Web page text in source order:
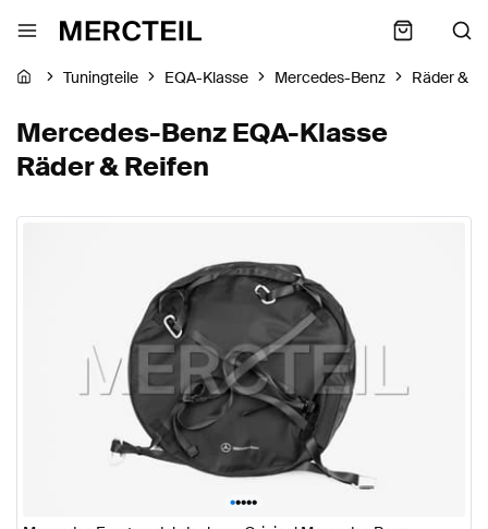
Tuningteile EQA-Klasse Mercedes-Benz Räder &
Mercedes-Benz EQA-Klasse
Räder & Reifen
•••••